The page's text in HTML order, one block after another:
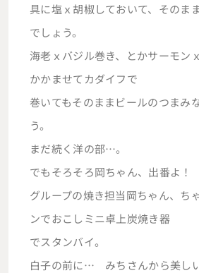
具に塩ｘ胡椒しておいて、そのま
でしょう。
海老ｘバジル巻き、とかサーモン
かかませてカダイフで
巻いてもそのままビールのつまみ
う。
まだ続く洋の部…。
でもそろそろ岡ちゃん、出番よ！
グループの焼き担当岡ちゃん、ち
ンでおこしミニ卓上炭焼き器
でスタンバイ。
白子の前に… みちさんから美し